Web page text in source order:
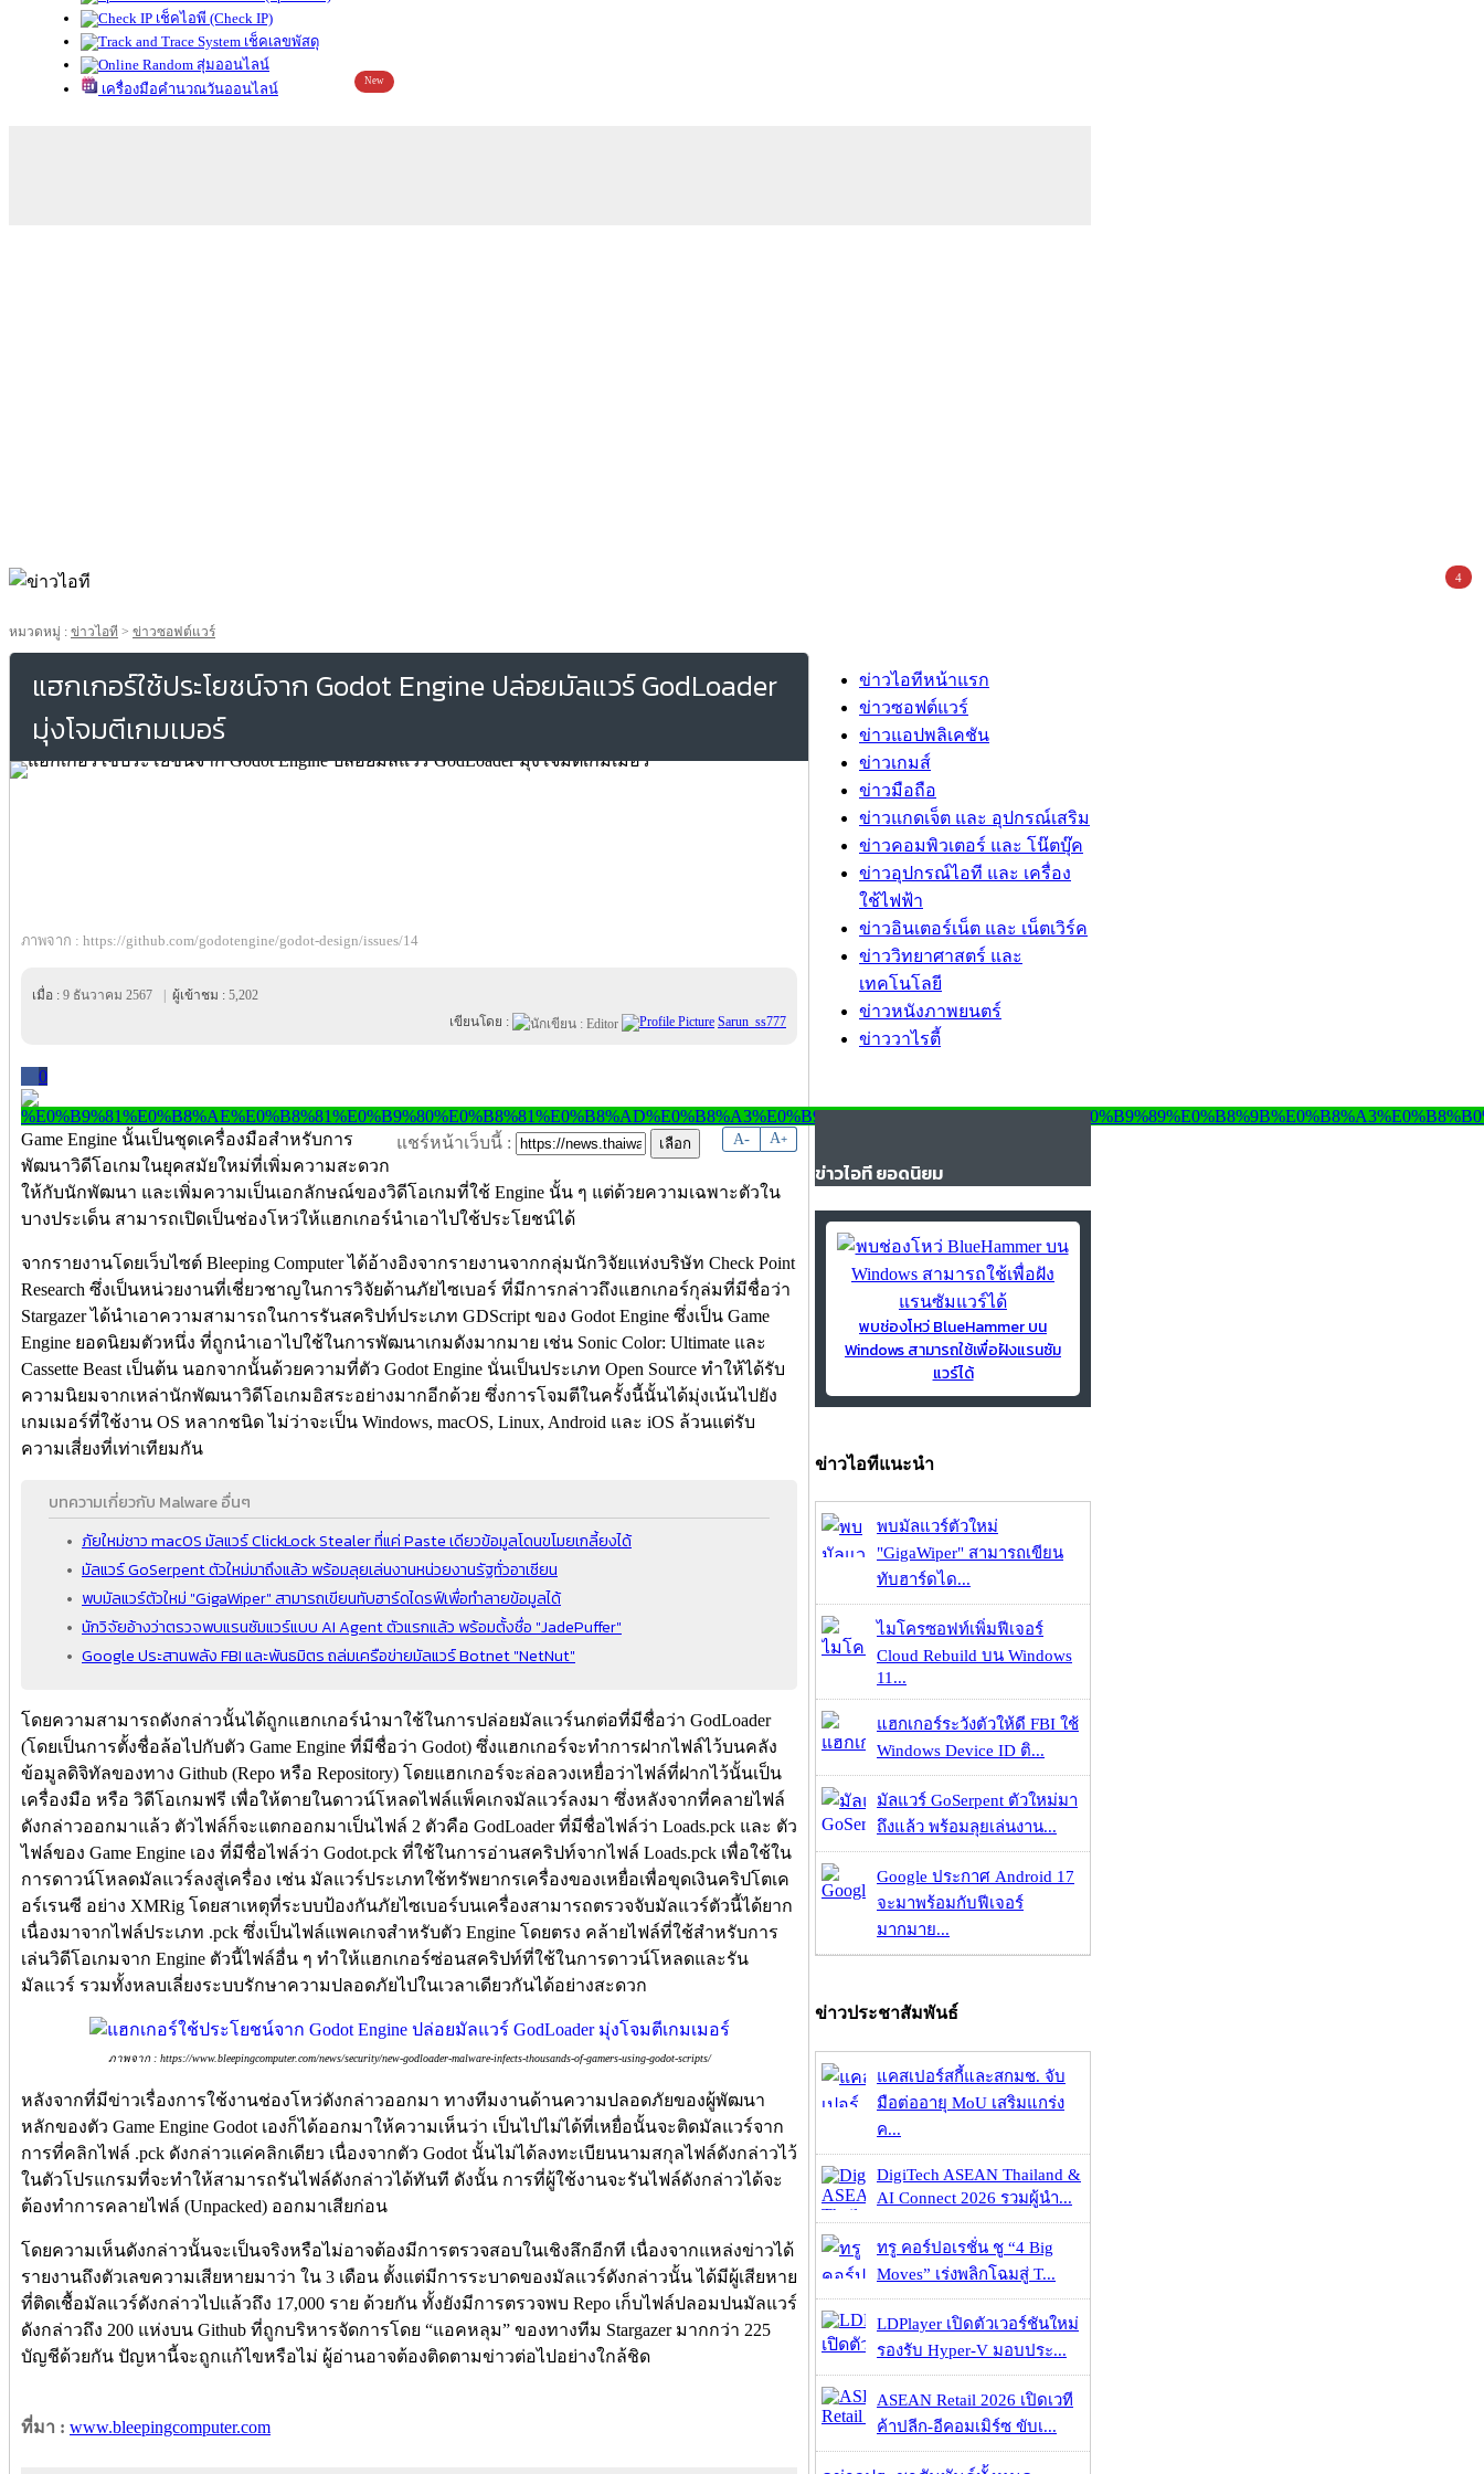
เช็คไอพี (Check IP)
เช็คเลขพัสดุ
สุ่มออนไลน์
เครื่องมือคำนวณวันออนไลน์
New
หมวดหมู่ : ข่าวไอที > ข่าวซอฟต์แวร์
แฮกเกอร์ใช้ประโยชน์จาก Godot Engine ปล่อยมัลแวร์ GodLoader
มุ่งโจมตีเกมเมอร์
ภาพจาก : https://github.com/godotengine/godot-design/issues/14
เมื่อ : 9 ธันวาคม 2567 ผู้เข้าชม : 5,202
เขียนโดย :
Sarun_ss777
0
A- A+
แชร์หน้าเว็บนี้ :
Game Engine นั้นเป็นชุดเครื่องมือสำหรับการ
พัฒนาวิดีโอเกมในยุคสมัยใหม่ที่เพิ่มความสะดวก
ให้กับนักพัฒนา และเพิ่มความเป็นเอกลักษณ์ของวิดีโอเกมที่ใช้ Engine นั้น ๆ แต่ด้วยความเฉพาะตัวใน
บางประเด็น สามารถเปิดเป็นช่องโหว่ให้แฮกเกอร์นำเอาไปใช้ประโยชน์ได้
จากรายงานโดยเว็บไซต์ Bleeping Computer ได้อ้างอิงจากรายงานจากกลุ่มนักวิจัยแห่งบริษัท Check Point
Research ซึ่งเป็นหน่วยงานที่เชี่ยวชาญในการวิจัยด้านภัยไซเบอร์ ที่มีการกล่าวถึงแฮกเกอร์กุล่มที่มีชื่อว่า
Stargazer ได้นำเอาความสามารถในการรันสคริปท์ประเภท GDScript ของ Godot Engine ซึ่งเป็น Game
Engine ยอดนิยมตัวหนึ่ง ที่ถูกนำเอาไปใช้ในการพัฒนาเกมดังมากมาย เช่น Sonic Color: Ultimate และ
Cassette Beast เป็นต้น นอกจากนั้นด้วยความที่ตัว Godot Engine นั่นเป็นประเภท Open Source ทำให้ได้รับ
ความนิยมจากเหล่านักพัฒนาวิดีโอเกมอิสระอย่างมากอีกด้วย ซึ่งการโจมตีในครั้งนี้นั้นได้มุ่งเน้นไปยัง
เกมเมอร์ที่ใช้งาน OS หลากชนิด ไม่ว่าจะเป็น Windows, macOS, Linux, Android และ iOS ล้วนแต่รับ
ความเสี่ยงที่เท่าเทียมกัน
บทความเกี่ยวกับ Malware อื่นๆ
ภัยใหม่ชาว macOS มัลแวร์ ClickLock Stealer ที่แค่ Paste เดียวข้อมูลโดนขโมยเกลี้ยงได้
มัลแวร์ GoSerpent ตัวใหม่มาถึงแล้ว พร้อมลุยเล่นงานหน่วยงานรัฐทั่วอาเซียน
พบมัลแวร์ตัวใหม่ "GigaWiper" สามารถเขียนทับฮาร์ดไดรฟ์เพื่อทำลายข้อมูลได้
นักวิจัยอ้างว่าตรวจพบแรนซัมแวร์แบบ AI Agent ตัวแรกแล้ว พร้อมตั้งชื่อ "JadePuffer"
Google ประสานพลัง FBI และพันธมิตร ถล่มเครือข่ายมัลแวร์ Botnet "NetNut"
โดยความสามารถดังกล่าวนั้นได้ถูกแฮกเกอร์นำมาใช้ในการปล่อยมัลแวร์นกต่อที่มีชื่อว่า GodLoader
(โดยเป็นการตั้งชื่อล้อไปกับตัว Game Engine ที่มีชื่อว่า Godot) ซึ่งแฮกเกอร์จะทำการฝากไฟล์ไว้บนคลัง
ข้อมูลดิจิทัลของทาง Github (Repo หรือ Repository) โดยแฮกเกอร์จะล่อลวงเหยื่อว่าไฟล์ที่ฝากไว้นั้นเป็น
เครื่องมือ หรือ วิดีโอเกมฟรี เพื่อให้ตายในดาวน์โหลดไฟล์แพ็คเกจมัลแวร์ลงมา ซึ่งหลังจากที่คลายไฟล์
ดังกล่าวออกมาแล้ว ตัวไฟล์ก็จะแตกออกมาเป็นไฟล์ 2 ตัวคือ GodLoader ที่มีชื่อไฟล์ว่า Loads.pck และ ตัว
ไฟล์ของ Game Engine เอง ที่มีชื่อไฟล์ว่า Godot.pck ที่ใช้ในการอ่านสคริปท์จากไฟล์ Loads.pck เพื่อใช้ใน
การดาวน์โหลดมัลแวร์ลงสู่เครื่อง เช่น มัลแวร์ประเภทใช้ทรัพยากรเครื่องของเหยื่อเพื่อขุดเงินคริปโตเค
อร์เรนซี อย่าง XMRig โดยสาเหตุที่ระบบป้องกันภัยไซเบอร์บนเครื่องสามารถตรวจจับมัลแวร์ตัวนี้ได้ยาก
เนื่องมาจากไฟล์ประเภท .pck ซึ่งเป็นไฟล์แพคเกจสำหรับตัว Engine โดยตรง คล้ายไฟล์ที่ใช้สำหรับการ
เล่นวิดีโอเกมจาก Engine ตัวนี้ไฟล์อื่น ๆ ทำให้แฮกเกอร์ซ่อนสคริปท์ที่ใช้ในการดาวน์โหลดและรัน
มัลแวร์ รวมทั้งหลบเลี่ยงระบบรักษาความปลอดภัยไปในเวลาเดียวกันได้อย่างสะดวก
ภาพจาก : https://www.bleepingcomputer.com/news/security/new-godloader-malware-infects-thousands-of-gamers-using-godot-scripts/
หลังจากที่มีข่าวเรื่องการใช้งานช่องโหว่ดังกล่าวออกมา ทางทีมงานด้านความปลอดภัยของผู้พัฒนา
หลักของตัว Game Engine Godot เองก็ได้ออกมาให้ความเห็นว่า เป็นไปไม่ได้ที่เหยื่อนั้นจะติดมัลแวร์จาก
การที่คลิกไฟล์ .pck ดังกล่าวแค่คลิกเดียว เนื่องจากตัว Godot นั้นไม่ได้ลงทะเบียนนามสกุลไฟล์ดังกล่าวไว้
ในตัวโปรแกรมที่จะทำให้สามารถรันไฟล์ดังกล่าวได้ทันที ดังนั้น การที่ผู้ใช้งานจะรันไฟล์ดังกล่าวได้จะ
ต้องทำการคลายไฟล์ (Unpacked) ออกมาเสียก่อน
โดยความเห็นดังกล่าวนั้นจะเป็นจริงหรือไม่อาจต้องมีการตรวจสอบในเชิงลึกอีกที เนื่องจากแหล่งข่าวได้
รายงานถึงตัวเลขความเสียหายมาว่า ใน 3 เดือน ตั้งแต่มีการระบาดของมัลแวร์ดังกล่าวนั้น ได้มีผู้เสียหาย
ที่ติดเชื้อมัลแวร์ดังกล่าวไปแล้วถึง 17,000 ราย ด้วยกัน ทั้งยังมีการตรวจพบ Repo เก็บไฟล์ปลอมปนมัลแวร์
ดังกล่าวถึง 200 แห่งบน Github ที่ถูกบริหารจัดการโดย “แอคหลุม” ของทางทีม Stargazer มากกว่า 225
บัญชีด้วยกัน ปัญหานี้จะถูกแก้ไขหรือไม่ ผู้อ่านอาจต้องติดตามข่าวต่อไปอย่างใกล้ชิด
ที่มา : www.bleepingcomputer.com
ข่าวไอทีหน้าแรก
ข่าวซอฟต์แวร์
ข่าวแอปพลิเคชัน
ข่าวเกมส์
ข่าวมือถือ
ข่าวแกดเจ็ต และ อุปกรณ์เสริม
ข่าวคอมพิวเตอร์ และ โน๊ตบุ๊ค
ข่าวอุปกรณ์ไอที และ เครื่อง
ใช้ไฟฟ้า
ข่าวอินเตอร์เน็ต และ เน็ตเวิร์ค
ข่าววิทยาศาสตร์ และ
เทคโนโลยี
ข่าวหนังภาพยนตร์
ข่าววาไรตี้
ข่าวไอที ยอดนิยม
พบช่องโหว่ BlueHammer บน
Windows สามารถใช้เพื่อฝังแรนซัม
แวร์ได้
ข่าวไอทีแนะนำ
พบมัลแวร์ตัวใหม่
"GigaWiper" สามารถเขียน
ทับฮาร์ดได...
ไมโครซอฟท์เพิ่มฟีเจอร์
Cloud Rebuild บน Windows
11...
แฮกเกอร์ระวังตัวให้ดี FBI ใช้
Windows Device ID ติ...
มัลแวร์ GoSerpent ตัวใหม่มา
ถึงแล้ว พร้อมลุยเล่นงาน...
Google ประกาศ Android 17
จะมาพร้อมกับฟีเจอร์
มากมาย...
ข่าวประชาสัมพันธ์
แคสเปอร์สกี้และสกมช. จับ
มือต่ออายุ MoU เสริมแกร่ง
ค...
DigiTech ASEAN Thailand &
AI Connect 2026 รวมผู้นำ...
ทรู คอร์ปอเรชั่น ชู “4 Big
Moves” เร่งพลิกโฉมสู่ T...
LDPlayer เปิดตัวเวอร์ชันใหม่
รองรับ Hyper-V มอบประ...
ASEAN Retail 2026 เปิดเวที
ค้าปลีก-อีคอมเมิร์ซ ขับเ...
4